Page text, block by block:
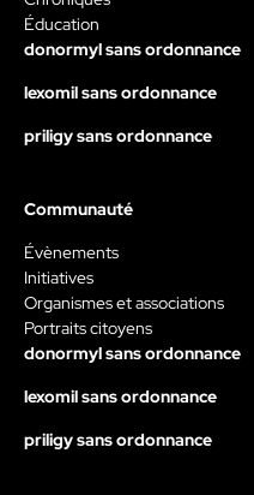
Éducation
donormyl sans ordonnance
lexomil sans ordonnance
priligy sans ordonnance
Communauté
Évènements
Initiatives
Organismes et associations
Portraits citoyens
donormyl sans ordonnance
lexomil sans ordonnance
priligy sans ordonnance